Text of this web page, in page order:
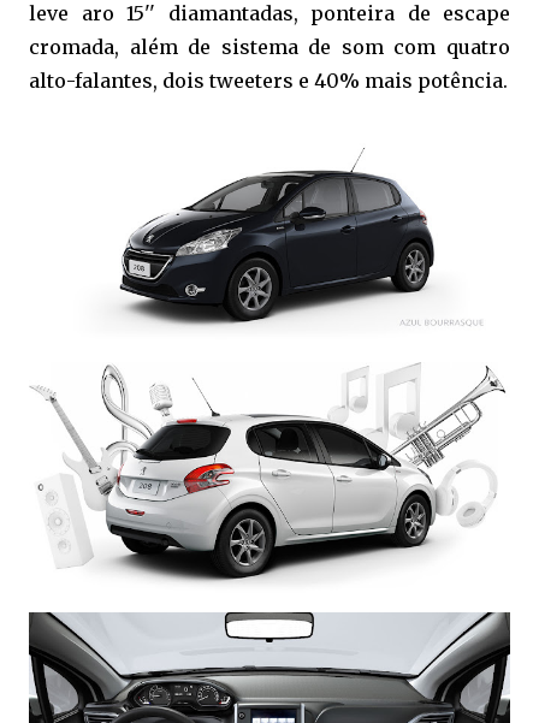
leve aro 15'' diamantadas, ponteira de escape
cromada, além de sistema de som com quatro
alto-falantes, dois tweeters e 40% mais potência.